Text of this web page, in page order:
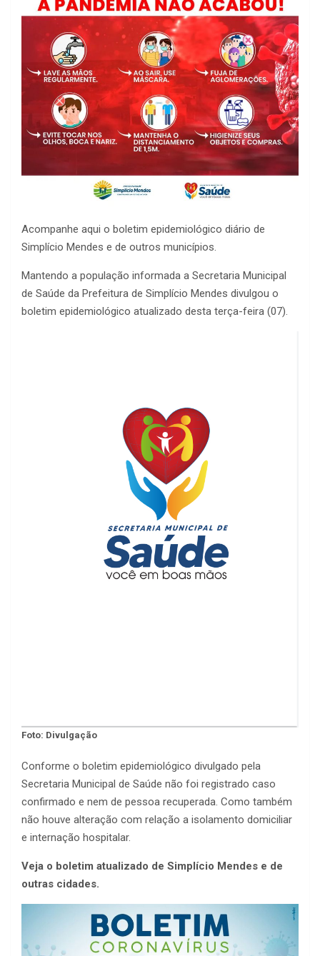
Acompanhe aqui o boletim epidemiológico diário de
Simplício Mendes e de outros municípios.
Mantendo a população informada a Secretaria Municipal
de Saúde da Prefeitura de Simplício Mendes divulgou o
boletim epidemiológico atualizado desta terça-feira (07).
Foto: Divulgação
Conforme o boletim epidemiológico divulgado pela
Secretaria Municipal de Saúde não foi registrado caso
confirmado e nem de pessoa recuperada. Como também
não houve alteração com relação a isolamento domiciliar
e internação hospitalar.
Veja o boletim atualizado de Simplício Mendes e de
outras cidades.